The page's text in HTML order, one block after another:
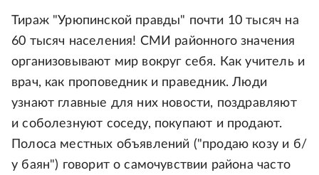
Тираж "Урюпинской правды" почти 10 тысяч на
60 тысяч населения! СМИ районного значения
организовывают мир вокруг себя. Как учитель и
врач, как проповедник и праведник. Люди
узнают главные для них новости, поздравляют
и соболезнуют соседу, покупают и продают.
Полоса местных объявлений ("продаю козу и б/
у баян") говорит о самочувствии района часто